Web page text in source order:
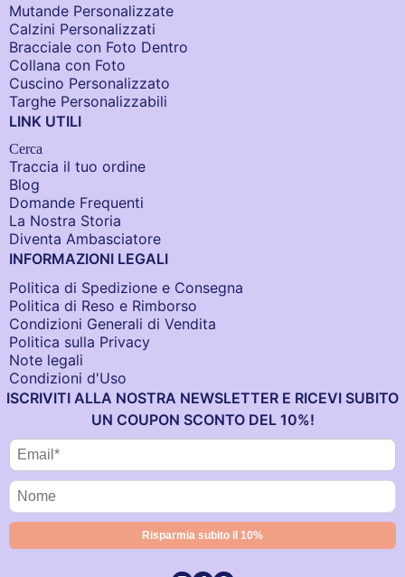
Mutande Personalizzate
Calzini Personalizzati
Bracciale con Foto Dentro​
Collana con Foto
Cuscino Personalizzato
Targhe Personalizzabili
LINK UTILI
Cerca
Traccia il tuo ordine
Blog
Domande Frequenti
La Nostra Storia
Diventa Ambasciatore
INFORMAZIONI LEGALI
Politica di Spedizione e Consegna
Politica di Reso e Rimborso
Condizioni Generali di Vendita
Politica sulla Privacy
Note legali
Condizioni d'Uso
ISCRIVITI ALLA NOSTRA NEWSLETTER E RICEVI SUBITO
UN COUPON SCONTO DEL 10%!